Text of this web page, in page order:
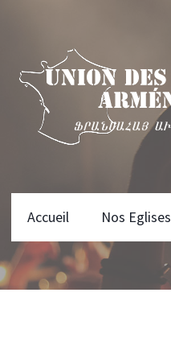
Accueil Nos Eglises